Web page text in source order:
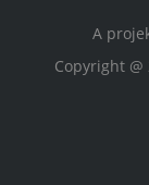
A
Copyright